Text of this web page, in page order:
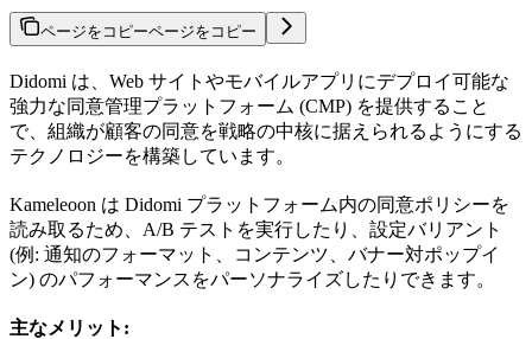
ページをコピーページをコピー
Didomi は、Web サイトやモバイルアプリにデプロイ可能な
強力な同意管理プラットフォーム (CMP) を提供すること
で、組織が顧客の同意を戦略の中核に据えられるようにする
テクノロジーを構築しています。
Kameleoon は Didomi プラットフォーム内の同意ポリシーを
読み取るため、A/B テストを実行したり、設定バリアント
(例: 通知のフォーマット、コンテンツ、バナー対ポップイ
ン) のパフォーマンスをパーソナライズしたりできます。
主なメリット: